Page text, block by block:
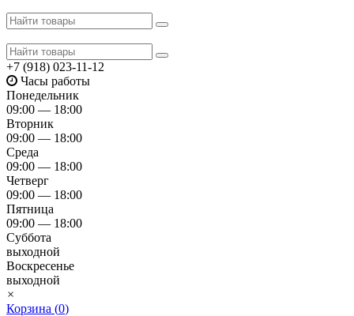
+7 (918) 023-11-12
Часы работы
Понедельник
09:00 — 18:00
Вторник
09:00 — 18:00
Среда
09:00 — 18:00
Четверг
09:00 — 18:00
Пятница
09:00 — 18:00
Суббота
выходной
Воскресенье
выходной
×
Корзина (0)